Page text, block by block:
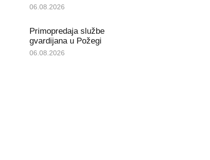
06.08.2026
Primopredaja službe
gvardijana u Požegi
06.08.2026